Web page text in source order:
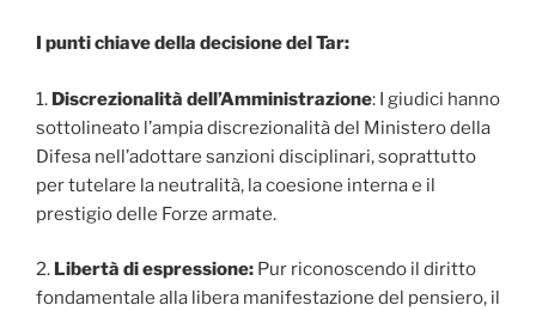
I punti chiave della decisione del Tar:
1. Discrezionalità dell’Amministrazione: I giudici hanno
sottolineato l’ampia discrezionalità del Ministero della
Difesa nell’adottare sanzioni disciplinari, soprattutto
per tutelare la neutralità, la coesione interna e il
prestigio delle Forze armate.
2. Libertà di espressione: Pur riconoscendo il diritto
fondamentale alla libera manifestazione del pensiero, il